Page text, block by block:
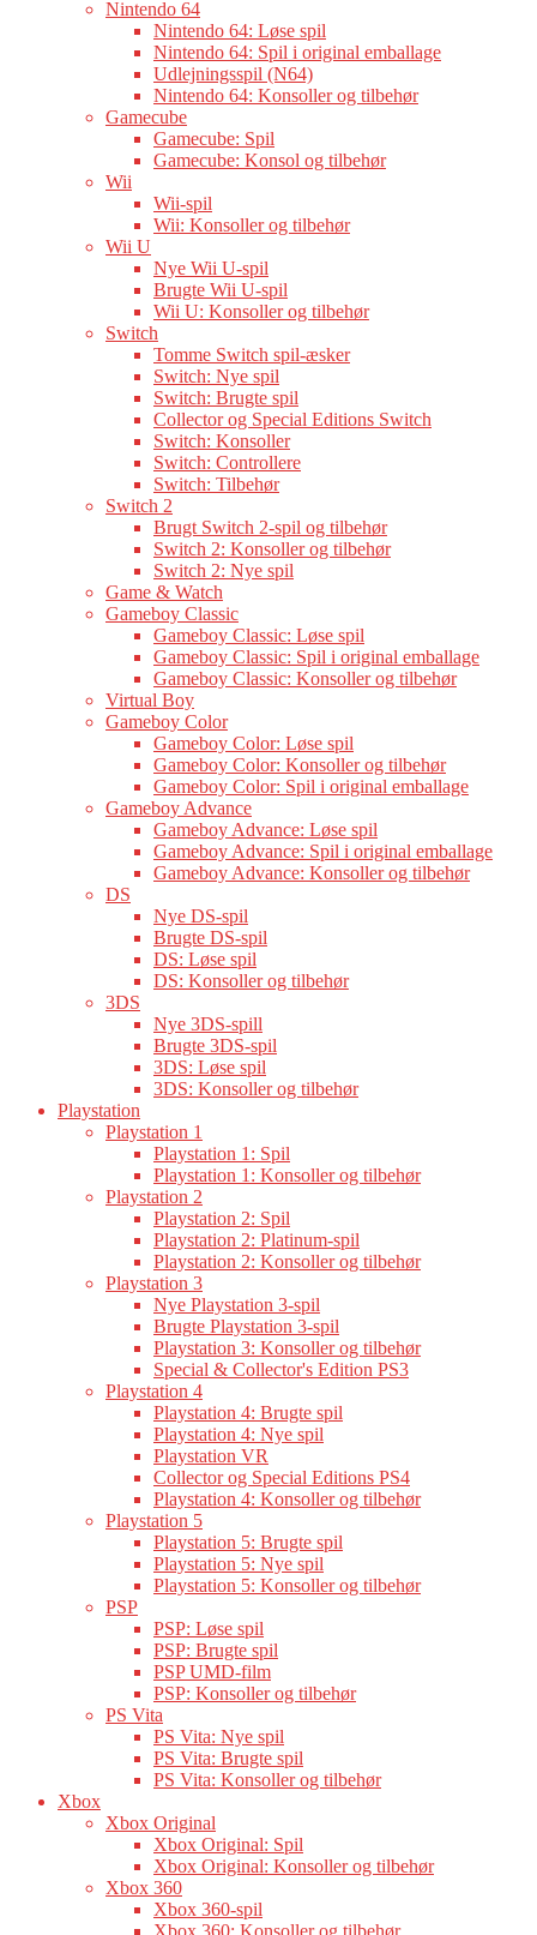
Nintendo 64
Nintendo 64: Løse spil
Nintendo 64: Spil i original emballage
Udlejningsspil (N64)
Nintendo 64: Konsoller og tilbehør
Gamecube
Gamecube: Spil
Gamecube: Konsol og tilbehør
Wii
Wii-spil
Wii: Konsoller og tilbehør
Wii U
Nye Wii U-spil
Brugte Wii U-spil
Wii U: Konsoller og tilbehør
Switch
Tomme Switch spil-æsker
Switch: Nye spil
Switch: Brugte spil
Collector og Special Editions Switch
Switch: Konsoller
Switch: Controllere
Switch: Tilbehør
Switch 2
Brugt Switch 2-spil og tilbehør
Switch 2: Konsoller og tilbehør
Switch 2: Nye spil
Game & Watch
Gameboy Classic
Gameboy Classic: Løse spil
Gameboy Classic: Spil i original emballage
Gameboy Classic: Konsoller og tilbehør
Virtual Boy
Gameboy Color
Gameboy Color: Løse spil
Gameboy Color: Konsoller og tilbehør
Gameboy Color: Spil i original emballage
Gameboy Advance
Gameboy Advance: Løse spil
Gameboy Advance: Spil i original emballage
Gameboy Advance: Konsoller og tilbehør
DS
Nye DS-spil
Brugte DS-spil
DS: Løse spil
DS: Konsoller og tilbehør
3DS
Nye 3DS-spill
Brugte 3DS-spil
3DS: Løse spil
3DS: Konsoller og tilbehør
Playstation
Playstation 1
Playstation 1: Spil
Playstation 1: Konsoller og tilbehør
Playstation 2
Playstation 2: Spil
Playstation 2: Platinum-spil
Playstation 2: Konsoller og tilbehør
Playstation 3
Nye Playstation 3-spil
Brugte Playstation 3-spil
Playstation 3: Konsoller og tilbehør
Special & Collector's Edition PS3
Playstation 4
Playstation 4: Brugte spil
Playstation 4: Nye spil
Playstation VR
Collector og Special Editions PS4
Playstation 4: Konsoller og tilbehør
Playstation 5
Playstation 5: Brugte spil
Playstation 5: Nye spil
Playstation 5: Konsoller og tilbehør
PSP
PSP: Løse spil
PSP: Brugte spil
PSP UMD-film
PSP: Konsoller og tilbehør
PS Vita
PS Vita: Nye spil
PS Vita: Brugte spil
PS Vita: Konsoller og tilbehør
Xbox
Xbox Original
Xbox Original: Spil
Xbox Original: Konsoller og tilbehør
Xbox 360
Xbox 360-spil